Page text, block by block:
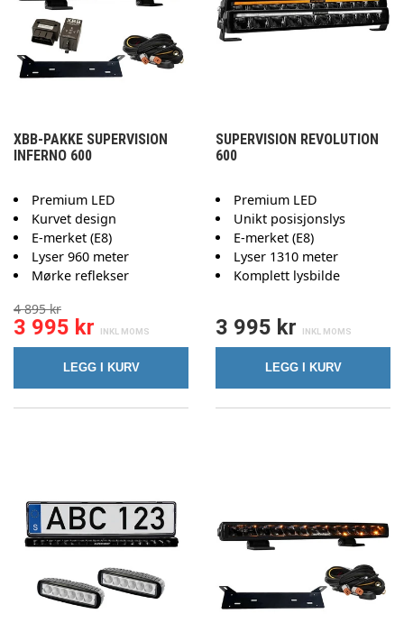
XBB-PAKKE SUPERVISION
INFERNO 600
Premium LED
Kurvet design
E-merket (E8)
Lyser 960 meter
Mørke reflekser
4 895 kr
3 995 kr
LEGG I KURV
SUPERVISION REVOLUTION
600
Premium LED
Unikt posisjonslys
E-merket (E8)
Lyser 1310 meter
Komplett lysbilde
3 995 kr
LEGG I KURV